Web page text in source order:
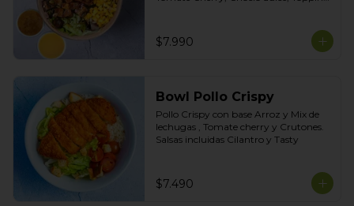
$7.990
Bowl Pollo Crispy
Pollo Crispy con base Arroz y Mix de
lechugas , Tomate cherry y Crutones.
Salsas incluidas Cilantro y Tasty
$7.490